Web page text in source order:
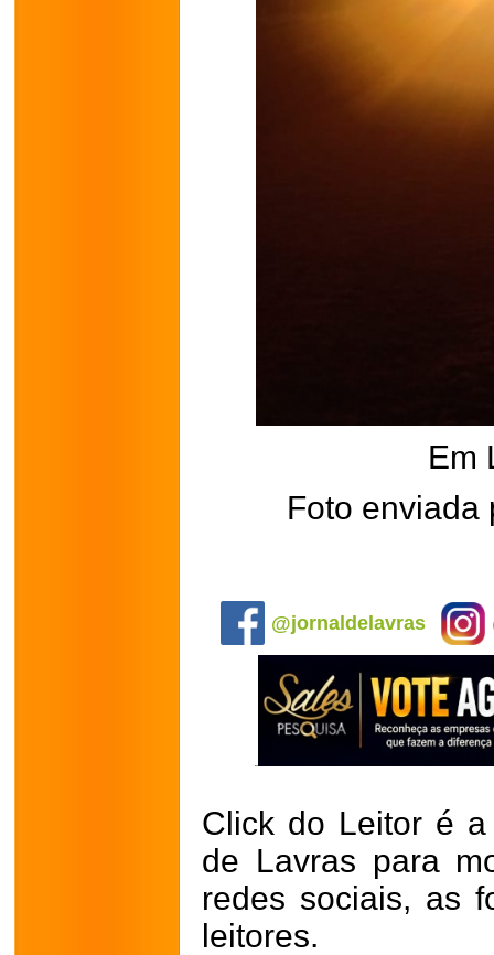
Em
Foto enviada
@jornaldelavras
Click do Leitor é
de Lavras para
redes sociais, as
leitores.